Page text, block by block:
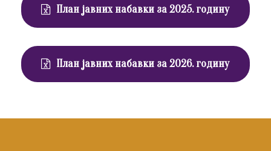
План јавних набавки за 2025. годину
План јавних набавки за 2026. годину